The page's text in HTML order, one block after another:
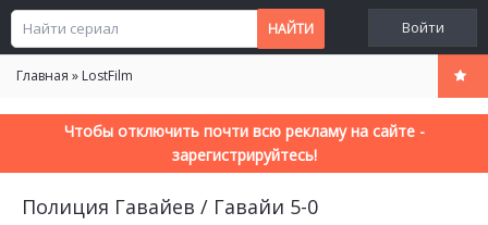
Войти
Главная » LostFilm
Чтобы отключить почти всю рекламу на сайте -
зарегистрируйтесь!
Полиция Гавайев / Гавайи 5-0